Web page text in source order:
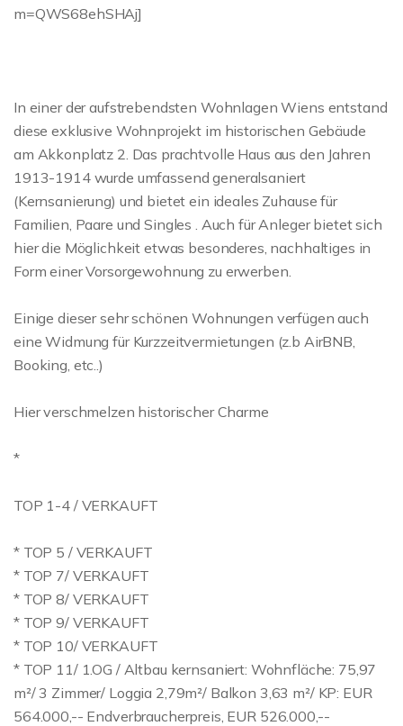
m=QWS68ehSHAj]
In einer der aufstrebendsten Wohnlagen Wiens entstand
diese exklusive Wohnprojekt im historischen Gebäude
am Akkonplatz 2. Das prachtvolle Haus aus den Jahren
1913-1914 wurde umfassend generalsaniert
(Kernsanierung) und bietet ein ideales Zuhause für
Familien, Paare und Singles . Auch für Anleger bietet sich
hier die Möglichkeit etwas besonderes, nachhaltiges in
Form einer Vorsorgewohnung zu erwerben.
Einige dieser sehr schönen Wohnungen verfügen auch
eine Widmung für Kurzzeitvermietungen (z.b AirBNB,
Booking, etc..)
Hier verschmelzen historischer Charme
*
TOP 1-4 / VERKAUFT
* TOP 5 / VERKAUFT
* TOP 7/ VERKAUFT
* TOP 8/ VERKAUFT
* TOP 9/ VERKAUFT
* TOP 10/ VERKAUFT
* TOP 11/ 1.OG / Altbau kernsaniert: Wohnfläche: 75,97
m²/ 3 Zimmer/ Loggia 2,79m²/ Balkon 3,63 m²/ KP: EUR
564.000,-- Endverbraucherpreis, EUR 526.000,--